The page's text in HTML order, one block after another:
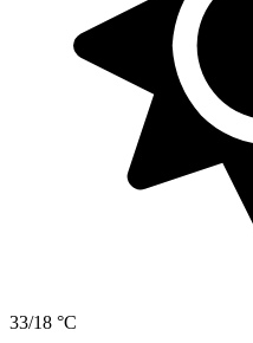
33/18 °C